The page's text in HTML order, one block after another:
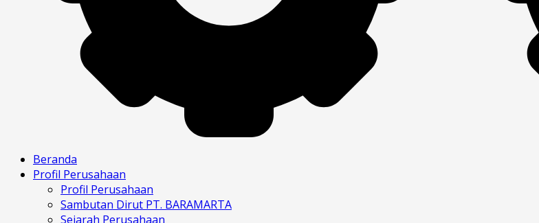
Beranda
Profil Perusahaan
Profil Perusahaan
Sambutan Dirut PT. BARAMARTA
Sejarah Perusahaan